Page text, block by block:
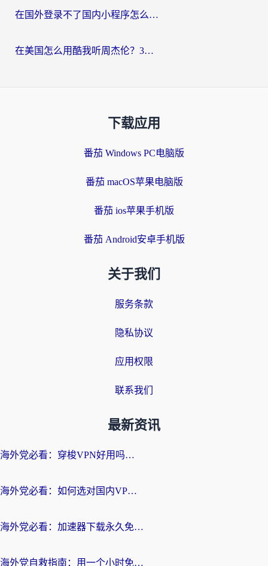
在国外登录不了国内小程序怎么办？选对回国加速器，轻松解锁国内资源
在美国怎么用酷我听周杰伦？3步搞定海外听歌难题
下载应用
番茄 Windows PC电脑版
番茄 macOS苹果电脑版
番茄 ios苹果手机版
番茄 Android安卓手机版
关于我们
服务条款
隐私协议
应用权限
联系我们
最新资讯
海外党必看：穿梭VPN好用吗？和云帆VPN对比哪个回国效果更好？附真实测评+避坑指南
海外党必看：如何选对国内VPN，实现无缝访问国内资源？
海外党必看：加速器下载永久免费版真的存在吗？教你无缝访问国内资源的正确姿势
海外党自救指南：用一个小时免费加速器，轻松打破国内资源访问壁垒？